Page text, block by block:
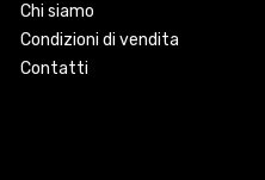
Chi siamo
Condizioni di vendita
Contatti